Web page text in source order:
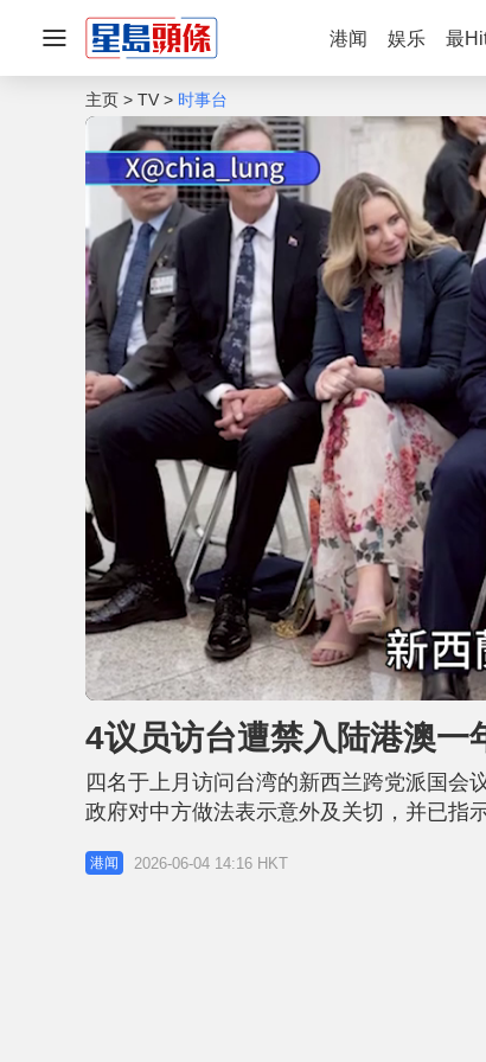
港闻 娱乐 最
主页 TV 时事台
U
n
u
t
e
L
o
d
e
d
:
6
.
8
9
4议员访台遭禁入陆港澳一
四名于上月访问台湾的新西兰跨党派国会
政府对中方做法表示意外及关切，并已指
关人员采取限制入境措施，批评有关议
方指示外交官员交涉 综合路透社及《新西
港闻 2026-06-04 14:16 HKT